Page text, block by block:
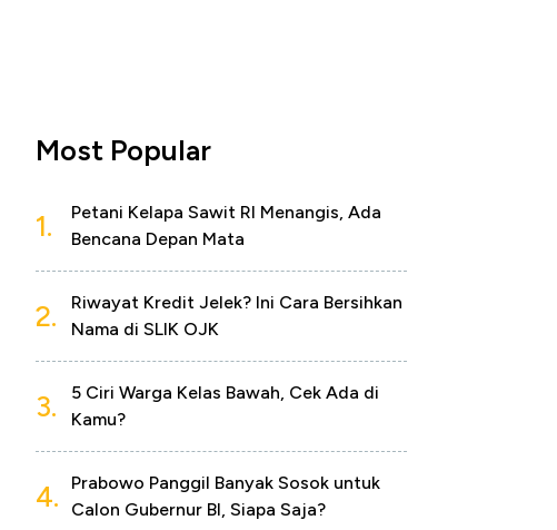
Most Popular
1.
Petani Kelapa Sawit RI Menangis, Ada
Bencana Depan Mata
2.
Riwayat Kredit Jelek? Ini Cara Bersihkan
Nama di SLIK OJK
3.
5 Ciri Warga Kelas Bawah, Cek Ada di
Kamu?
4.
Prabowo Panggil Banyak Sosok untuk
Calon Gubernur BI, Siapa Saja?